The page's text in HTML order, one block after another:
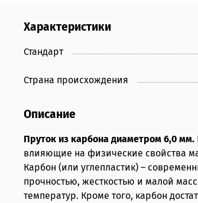
Характеристики
Стандарт
Страна происхождения
Описание
Пруток из карбона диаметром 6,0 мм.
влияющие на физические свойства
Карбон (или углепластик) –
прочностью, жесткостью и малой
температур. Кроме того, карбон